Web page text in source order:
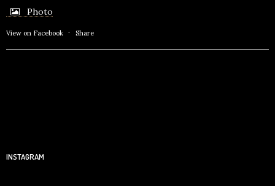
Photo
View on Facebook · Share
INSTAGRAM